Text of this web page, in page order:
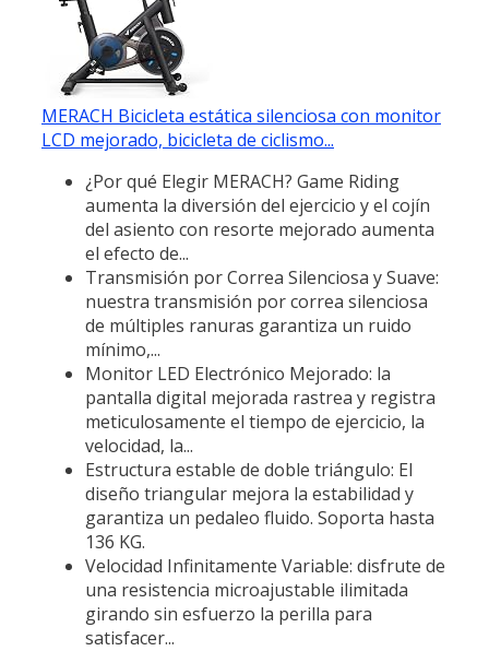
MERACH Bicicleta estática silenciosa con monitor
LCD mejorado, bicicleta de ciclismo...
¿Por qué Elegir MERACH? Game Riding
aumenta la diversión del ejercicio y el cojín
del asiento con resorte mejorado aumenta
el efecto de...
Transmisión por Correa Silenciosa y Suave:
nuestra transmisión por correa silenciosa
de múltiples ranuras garantiza un ruido
mínimo,...
Monitor LED Electrónico Mejorado: la
pantalla digital mejorada rastrea y registra
meticulosamente el tiempo de ejercicio, la
velocidad, la...
Estructura estable de doble triángulo: El
diseño triangular mejora la estabilidad y
garantiza un pedaleo fluido. Soporta hasta
136 KG.
Velocidad Infinitamente Variable: disfrute de
una resistencia microajustable ilimitada
girando sin esfuerzo la perilla para
satisfacer...